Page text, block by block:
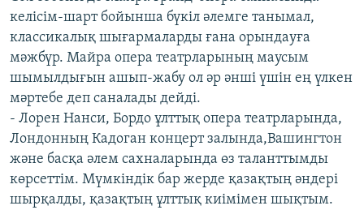
келісім-шарт бойынша бүкіл әлемге танымал,
классикалық шығармаларды ғана орындауға
мәжбүр. Майра опера театрларының маусым
шымылдығын ашып-жабу ол әр әнші үшін ең үлкен
мәртебе деп саналады дейді.
- Лорен Нанси, Бордо ұлттық опера театрларында,
Лондонның Кадоган концерт залында,Вашингтон
және басқа әлем сахналарында өз таланттымды
көрсеттім. Мүмкіндік бар жерде қазақтың әндері
шырқалды, қазақтың ұлттық киімімен шықтым.